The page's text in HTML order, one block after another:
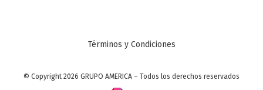
Términos y Condiciones
© Copyright 2026 GRUPO AMERICA – Todos los derechos reservados